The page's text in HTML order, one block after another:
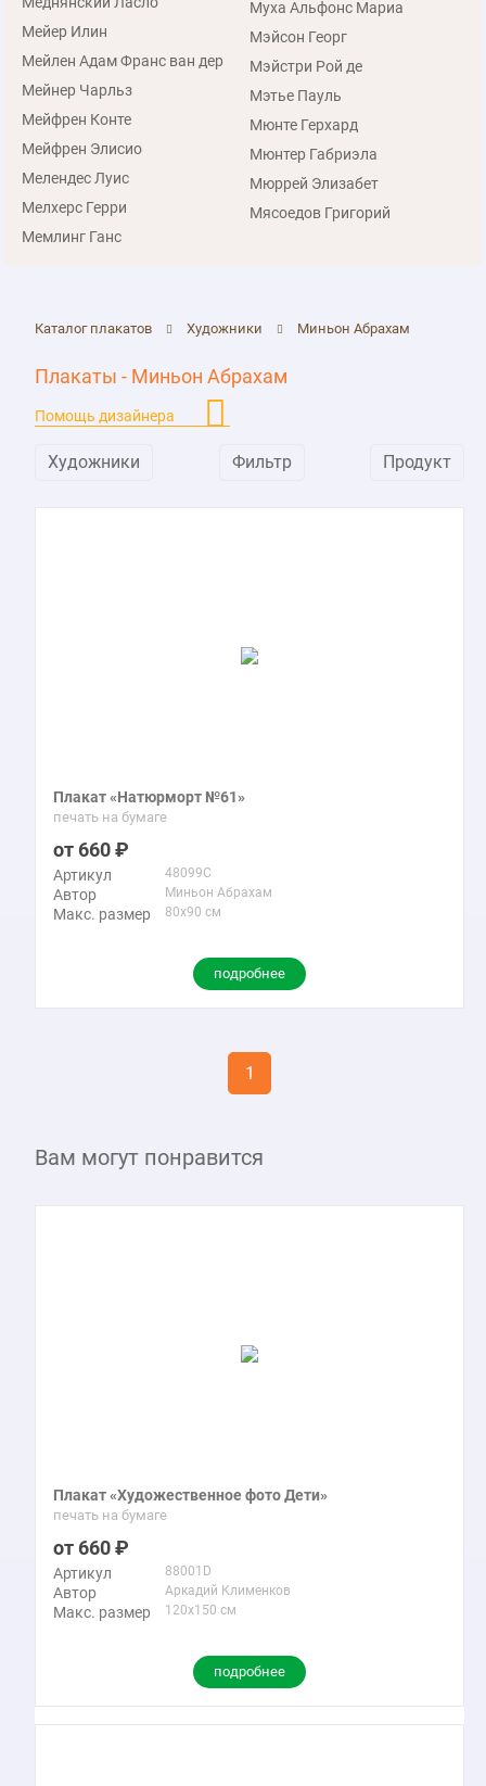
Мейер Илин
Мейлен Адам Франс ван дер
Мейнер Чарльз
Мейфрен Конте
Мейфрен Элисио
Мелендес Луис
Мелхерс Герри
Мемлинг Ганс
Муха Альфонс Мариа
Мэйсон Георг
Мэйстри Рой де
Мэтье Пауль
Мюнте Герхард
Мюнтер Габриэла
Мюррей Элизабет
Мясоедов Григорий
Каталог плакатов Художники Миньон Абрахам
Плакаты - Миньон Абрахам
Помощь дизайнера
Художники Фильтр Продукт
Плакат «Натюрморт №61»
печать на бумаге
660
Артикул 48099C
Автор Миньон Абрахам
Макс. размер 80x90 см
подробнее
1
Вам могут понравится
Плакат «Художественное фото Дети»
печать на бумаге
660
Артикул 88001D
Автор Аркадий Клименков
Макс. размер 120x150 см
подробнее